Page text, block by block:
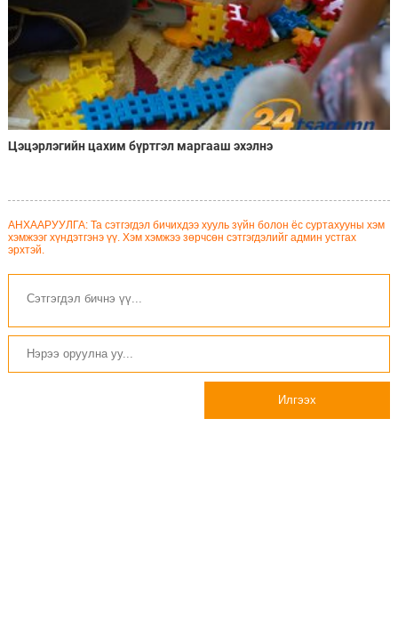
Цэцэрлэгийн цахим бүртгэл маргааш эхэлнэ
АНХААРУУЛГА: Та сэтгэгдэл бичихдээ хууль зүйн болон ёс суртахууны хэм
хэмжээг хүндэтгэнэ үү. Хэм хэмжээ зөрчсөн сэтгэгдэлийг админ устгах
эрхтэй.
Илгээх